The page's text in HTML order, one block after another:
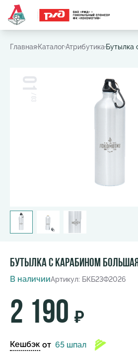
Главная КаталогАтрибутика Бутылка
01
/
03
Бутылка с карабином большая
В наличииАртикул: БКБ23Ф2026
2 190 ₽
Кешбэк от 65 шпал